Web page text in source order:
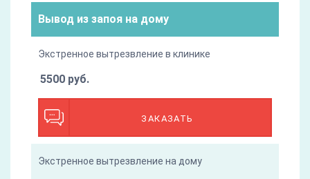
Вывод из запоя на дому
Экстренное вытрезвление в клинике
ЗАКАЗАТЬ
5500 руб.
Экстренное вытрезвление на дому